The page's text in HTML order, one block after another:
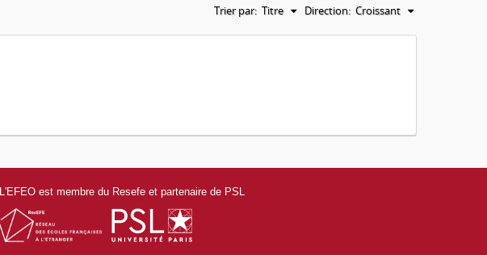
Trier par: Titre Direction: Croissant
L'EFEO est membre du Resefe et partenaire de PSL